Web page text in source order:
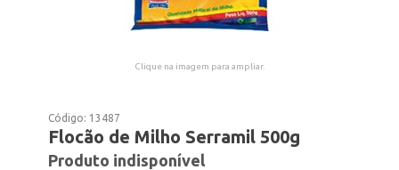
Clique na imagem para ampliar.
Código: 13487
Flocão de Milho Serramil 500g
Produto indisponível